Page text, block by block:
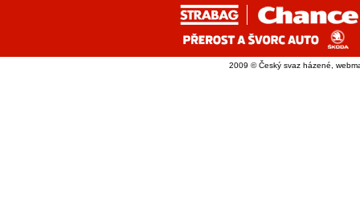
2009 © Český svaz házené,